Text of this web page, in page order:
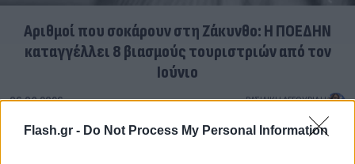
Flash.gr - Do Not Process My Personal Information
Αριθμοί που σοκάρουν στη Ζάκυνθο: Η ΠΟΕΔΗΝ
καταγγέλλει 8 βιασμούς τουριστριών από τον
Ιούνιο
06.08.2026 ΒΑΣΙΛΙΚΉ ΑΓΓΟΥΡΊΔΗ